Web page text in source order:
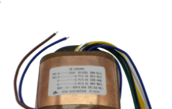
transformatorius